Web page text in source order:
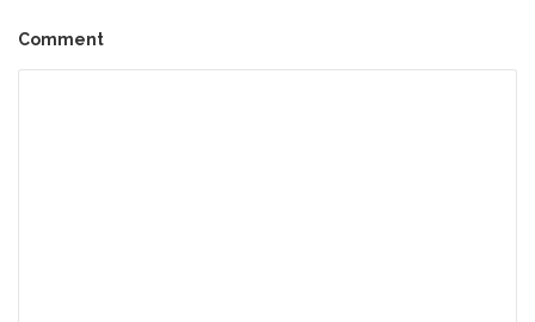
Comment